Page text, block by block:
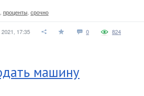
проценты срочно
17:35 0 824
машину